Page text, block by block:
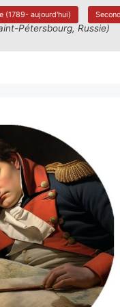
(1789- aujourd'hui)
Pétersbourg, Russie)